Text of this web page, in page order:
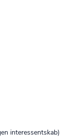
interessent­skab)